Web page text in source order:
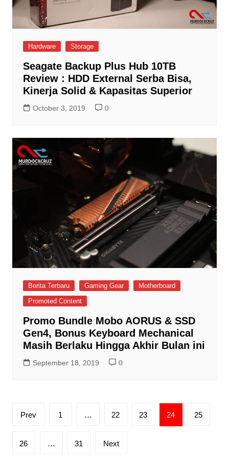
Hardware Storage
Seagate Backup Plus Hub 10TB
Review : HDD External Serba Bisa,
Kinerja Solid & Kapasitas Superior
October 3, 2019 0
Berita Terbaru Gaming Gear
Motherboard
Promoted Content
Promo Bundle Mobo AORUS & SSD
Gen4, Bonus Keyboard Mechanical
Masih Berlaku Hingga Akhir Bulan ini
September 18, 2019 0
Posts
Prev 1 … 22 23 24 25
26 … 31 Next